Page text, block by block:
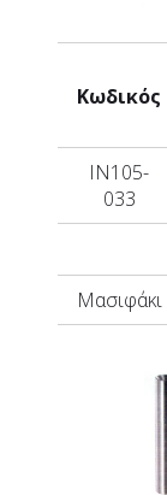
Κωδικός
IN105-
033
Μασιφάκι